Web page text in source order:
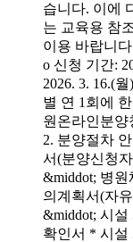
습니다. 이에
는 교육용 참
이용 바랍니
o 신청 기간:
2026. 3. 16.(
별 연 1회에
원온라인분양
2. 분양절차
서(분양신청
&middot; 병
의계획서(자
&middot; 시
확인서 * 시설